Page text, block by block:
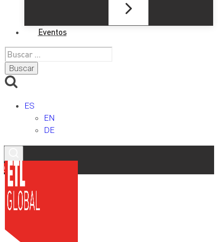
Eventos
Buscar:
ES
EN
DE
Contacto